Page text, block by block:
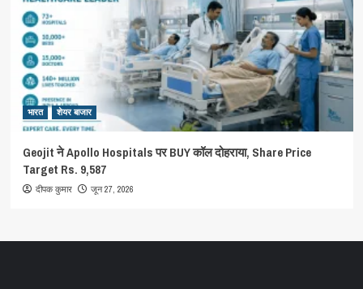
भारत शेयर बाजार
Geojit ने Apollo Hospitals पर BUY कॉल दोहराया, Share Price
Target Rs. 9,587
दीपक कुमार जून 27, 2026